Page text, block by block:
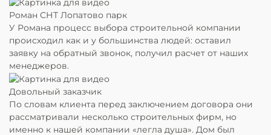
Роман СНТ Лопатово парк
У Романа процесс выбора строительной компании
происходил как и у большинства людей: оставил
заявку на обратный звонок, получил расчет от наших
менеджеров.
Довольный заказчик
По словам клиента перед заключением договора они
рассматривали несколько строительных фирм, но
именно к нашей компании «легла душа». Дом был